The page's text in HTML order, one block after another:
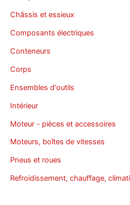
Châssis et essieux
Composants électriques
Conteneurs
Corps
Ensembles d'outils
Intérieur
Moteur - pièces et accessoires
Moteurs, boîtes de vitesses
Pneus et roues
Refroidissement, chauffage,